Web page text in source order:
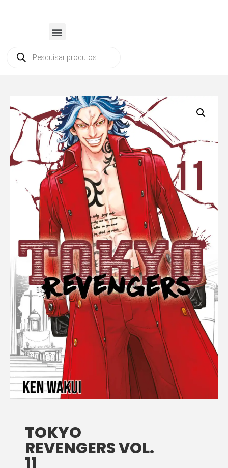
TOKYO
REVENGERS VOL.
11